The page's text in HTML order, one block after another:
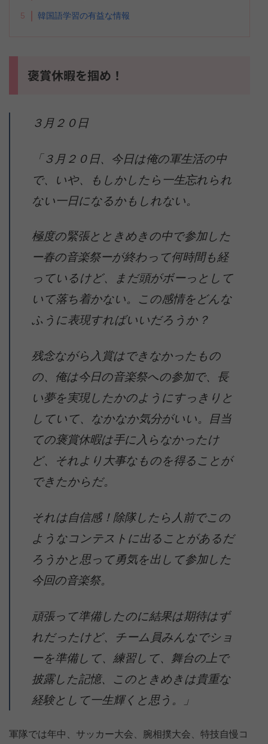
5 韓国語学習の有益な情報
褒賞休暇を掴め！
３月２０日
「３月２０日、今日は俺の軍生活の中
で、いや、もしかしたら一生忘れられ
ない一日になるかもしれない。
極度の緊張とときめきの中で参加した
ー春の音楽祭ーが終わって何時間も経
っているけど、まだ頭がボーっとして
いて落ち着かない。この感情をどんな
ふうに表現すればいいだろうか？
残念ながら入賞はできなかったもの
の、俺は今日の音楽祭への参加で、長
い夢を実現したかのようにすっきりと
していて、なかなか気分がいい。目当
ての褒賞休暇は手に入らなかったけ
ど、それより大事なものを得ることが
できたからだ。
それは自信感！除隊したら人前でこの
ようなコンテストに出ることがあるだ
ろうかと思って勇気を出して参加した
今回の音楽祭。
頑張って準備したのに結果は期待はず
れだったけど、チーム員みんなでショ
ーを準備して、練習して、舞台の上で
披露した記憶、このときめきは貴重な
経験として一生輝くと思う。」
軍隊では年中、サッカー大会、腕相撲大会、特技自慢コ